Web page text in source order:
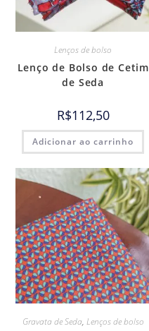
Lenços de bolso
Lenço de Bolso de Cetim
de Seda
R$112,50
Adicionar ao carrinho
Gravata de Seda, Lenços de bolso